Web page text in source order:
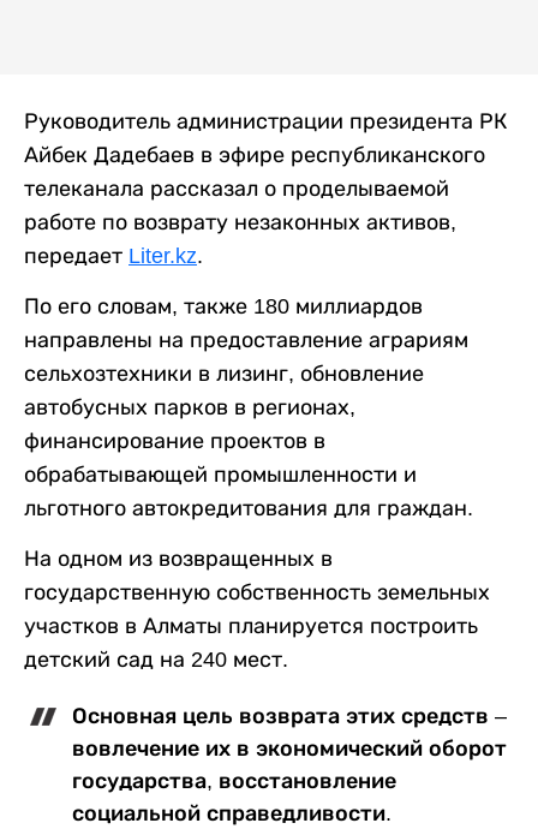
Руководитель администрации президента РК
Айбек Дадебаев в эфире республиканского
телеканала рассказал о проделываемой
работе по возврату незаконных активов,
передает Liter.kz.
По его словам, также 180 миллиардов
направлены на предоставление аграриям
сельхозтехники в лизинг, обновление
автобусных парков в регионах,
финансирование проектов в
обрабатывающей промышленности и
льготного автокредитования для граждан.
На одном из возвращенных в
государственную собственность земельных
участков в Алматы планируется построить
детский сад на 240 мест.
Основная цель возврата этих средств –
вовлечение их в экономический оборот
государства, восстановление
социальной справедливости.